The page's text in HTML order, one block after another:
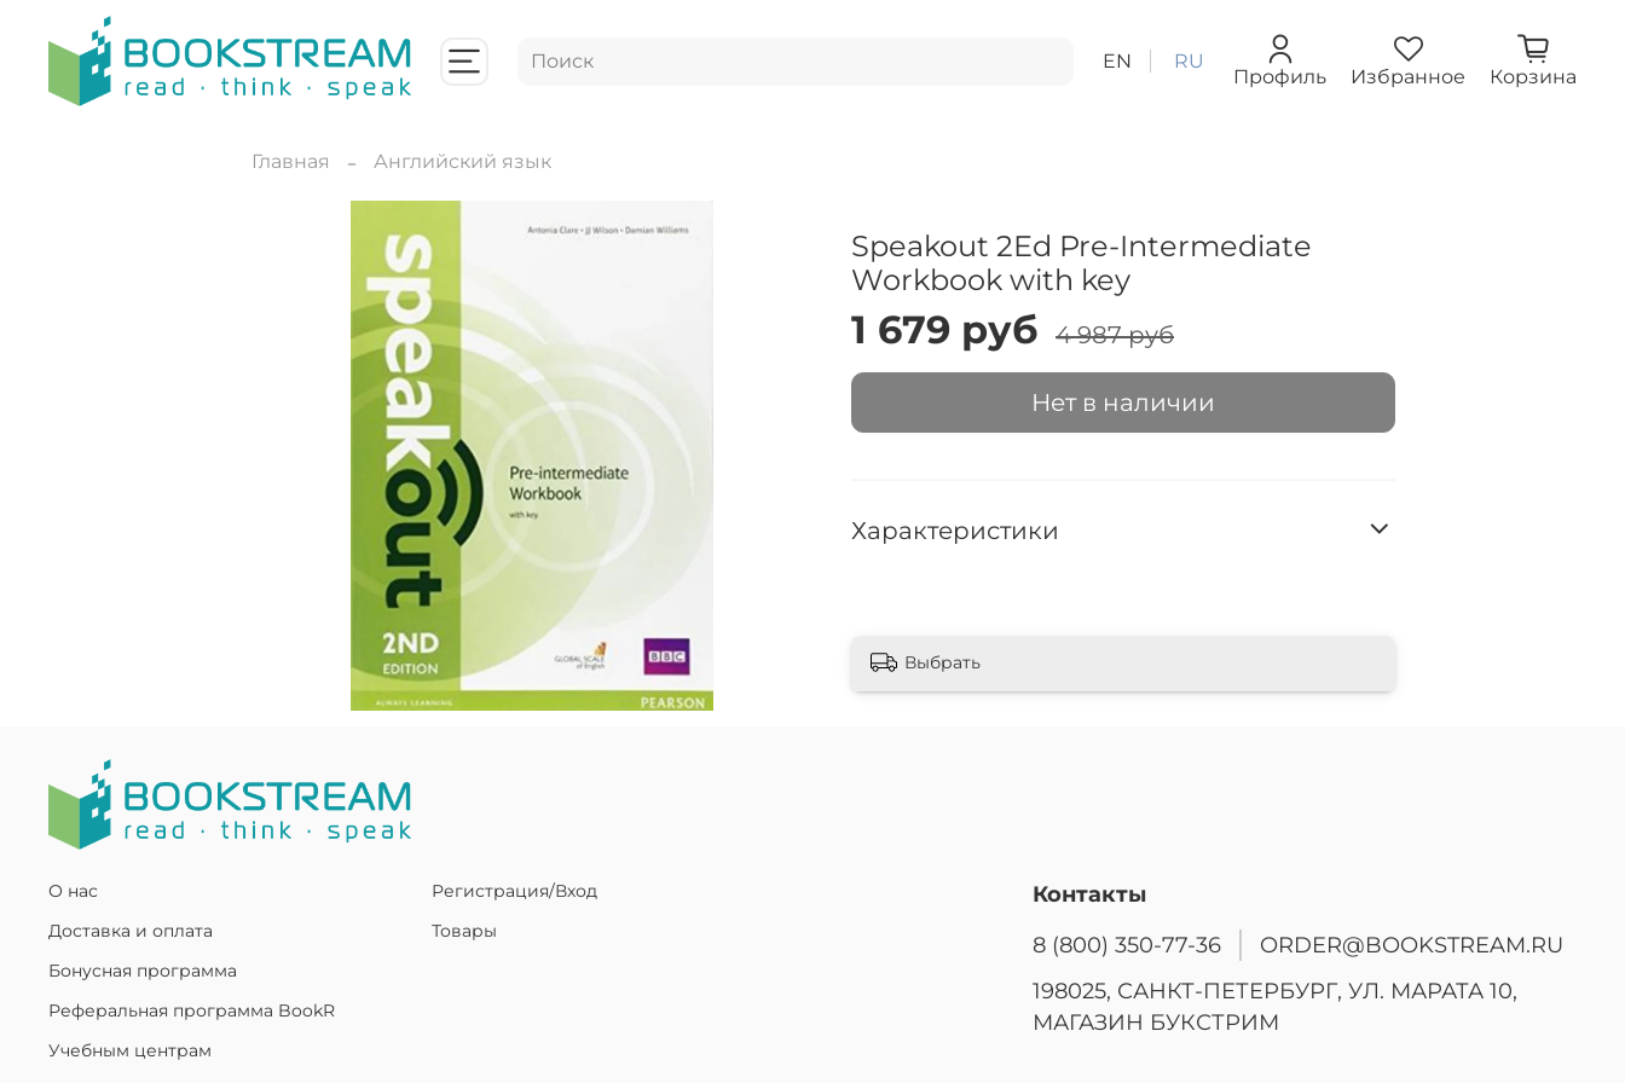
EN RU
Профиль Избранное Корзина
Главная Английский язык
Speakout 2Ed Pre-Intermediate
Workbook with key
1 679 руб 4 987 руб
Нет в наличии
Характеристики
Выбрать
О нас
Доставка и оплата
Бонусная программа
Реферальная программа BookR
Учебным центрам
Регистрация/Вход
Товары
Контакты
8 (800) 350-77-36
ORDER@BOOKSTREAM.RU
198025, САНКТ-ПЕТЕРБУРГ, УЛ. МАРАТА 10,
МАГАЗИН БУКСТРИМ